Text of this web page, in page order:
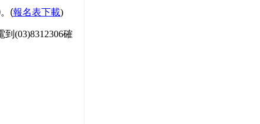
(報名表下載)
(03)8312306確